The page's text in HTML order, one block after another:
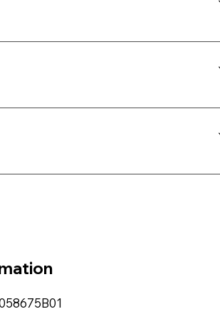
stijl foto’s krijgt. Wel zorgen we altijd
mooie, samenhangende serie.